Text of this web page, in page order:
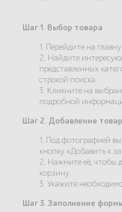
Шаг 1. Выбор товара
1. Перейдите на
2. Найдите
представленных
строкой поиска.
3. Кликните на
подробной
Шаг 2. Добавление
1. Под фотографией
кнопку «Добавить к
2. Нажмите её, чтобы
корзину.
3. Укажите
Шаг 3. Заполнение